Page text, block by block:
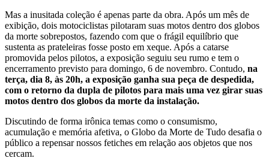
Mas a inusitada coleção é apenas parte da obra. Após um mês de
exibição, dois motociclistas pilotaram suas motos dentro dos globos
da morte sobrepostos, fazendo com que o frágil equilíbrio que
sustenta as prateleiras fosse posto em xeque. Após a catarse
promovida pelos pilotos, a exposição seguiu seu rumo e tem o
encerramento previsto para domingo, 6 de novembro. Contudo, na
terça, dia 8, às 20h, a exposição ganha sua peça de despedida,
com o retorno da dupla de pilotos para mais uma vez girar suas
motos dentro dos globos da morte da instalação.
Discutindo de forma irônica temas como o consumismo,
acumulação e memória afetiva, o Globo da Morte de Tudo desafia o
público a repensar nossos fetiches em relação aos objetos que nos
cercam.